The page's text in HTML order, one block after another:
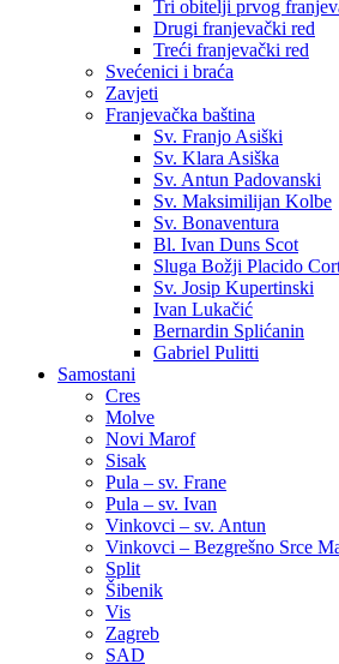
Tri obitelji prvog
Drugi franjevački red
Treći franjevački red
Svećenici i braća
Zavjeti
Franjevačka baština
Sv. Franjo Asiški
Sv. Klara Asiška
Sv. Antun Padovanski
Sv. Maksimilijan Kolbe
Sv. Bonaventura
Bl. Ivan Duns Scot
Sluga Božji Placido
Sv. Josip Kupertinski
Ivan Lukačić
Bernardin Splićanin
Gabriel Pulitti
Samostani
Cres
Molve
Novi Marof
Sisak
Pula – sv. Frane
Pula – sv. Ivan
Vinkovci – sv. Antun
Vinkovci – Bezgrešno Srce
Split
Šibenik
Vis
Zagreb
SAD